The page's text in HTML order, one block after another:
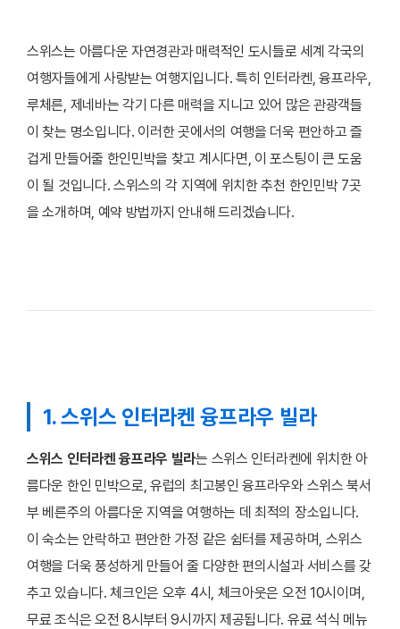
스위스는 아름다운 자연경관과 매력적인 도시들로 세계 각국의
여행자들에게 사랑받는 여행지입니다. 특히 인터라켄, 융프라우,
루체른, 제네바는 각기 다른 매력을 지니고 있어 많은 관광객들
이 찾는 명소입니다. 이러한 곳에서의 여행을 더욱 편안하고 즐
겁게 만들어줄 한인민박을 찾고 계시다면, 이 포스팅이 큰 도움
이 될 것입니다. 스위스의 각 지역에 위치한 추천 한인민박 7곳
을 소개하며, 예약 방법까지 안내해 드리겠습니다.
1. 스위스 인터라켄 융프라우 빌라
스위스 인터라켄 융프라우 빌라는 스위스 인터라켄에 위치한 아
름다운 한인 민박으로, 유럽의 최고봉인 융프라우와 스위스 북서
부 베른주의 아름다운 지역을 여행하는 데 최적의 장소입니다.
이 숙소는 안락하고 편안한 가정 같은 쉼터를 제공하며, 스위스
여행을 더욱 풍성하게 만들어 줄 다양한 편의시설과 서비스를 갖
추고 있습니다. 체크인은 오후 4시, 체크아웃은 오전 10시이며,
무료 조식은 오전 8시부터 9시까지 제공됩니다. 유료 석식 메뉴